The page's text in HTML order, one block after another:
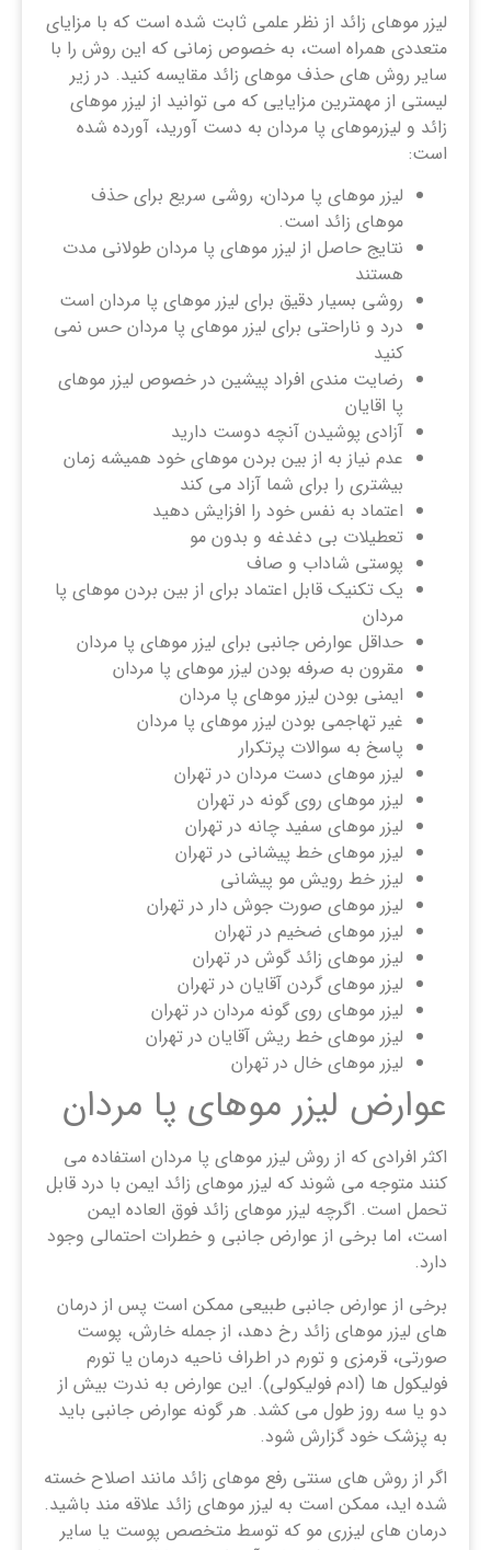
لیزر موهای زائد از نظر علمی ثابت شده است که با مزایای
متعددی همراه است، به خصوص زمانی که این روش را با
سایر روش های حذف موهای زائد مقایسه کنید. در زیر
لیستی از مهمترین مزایایی که می توانید از لیزر موهای
زائد و لیزرموهای پا مردان به دست آورید، آورده شده
است:
لیزر موهای پا مردان، روشی سریع برای حذف
موهای زائد است.
نتایج حاصل از لیزر موهای پا مردان طولانی مدت
هستند
روشی بسیار دقیق برای لیزر موهای پا مردان است
درد و ناراحتی برای لیزر موهای پا مردان حس نمی
کنید
رضایت مندی افراد پیشین در خصوص لیزر موهای
پا اقایان
آزادی پوشیدن آنچه دوست دارید
عدم نیاز به از بین بردن موهای خود همیشه زمان
بیشتری را برای شما آزاد می کند
اعتماد به نفس خود را افزایش دهید
تعطیلات بی دغدغه و بدون مو
پوستی شاداب و صاف
یک تکنیک قابل اعتماد برای از بین بردن موهای پا
مردان
حداقل عوارض جانبی برای لیزر موهای پا مردان
مقرون به صرفه بودن لیزر موهای پا مردان
ایمنی بودن لیزر موهای پا مردان
غیر تهاجمی بودن لیزر موهای پا مردان
پاسخ به سوالات پرتکرار
لیزر موهای دست مردان در تهران
لیزر موهای روی گونه در تهران
لیزر موهای سفید چانه در تهران
لیزر موهای خط پیشانی در تهران
لیزر خط رویش مو پیشانی
لیزر موهای صورت جوش دار در تهران
لیزر موهای ضخیم در تهران
لیزر موهای زائد گوش در تهران
لیزر موهای گردن آقایان در تهران
لیزر موهای روی گونه مردان در تهران
لیزر موهای خط ریش آقایان در تهران
لیزر موهای خال در تهران
عوارض لیزر موهای پا مردان
اکثر افرادی که از روش لیزر موهای پا مردان استفاده می
کنند متوجه می شوند که لیزر موهای زائد ایمن با درد قابل
تحمل است. اگرچه لیزر موهای زائد فوق العاده ایمن
است، اما برخی از عوارض جانبی و خطرات احتمالی وجود
دارد.
برخی از عوارض جانبی طبیعی ممکن است پس از درمان
های لیزر موهای زائد رخ دهد، از جمله خارش، پوست
صورتی، قرمزی و تورم در اطراف ناحیه درمان یا تورم
فولیکول ها (ادم فولیکولی). این عوارض به ندرت بیش از
دو یا سه روز طول می کشد. هر گونه عوارض جانبی باید
به پزشک خود گزارش شود.
اگر از روش های سنتی رفع موهای زائد مانند اصلاح خسته
شده اید، ممکن است به لیزر موهای زائد علاقه مند باشید.
درمان‌ های لیزری مو که توسط متخصص پوست یا سایر